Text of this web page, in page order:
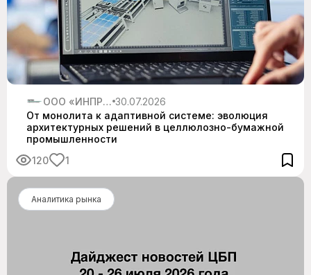
ООО «ИНПРО Инжиниринг и Консалтинг» 30.07.2026
От монолита к адаптивной системе: эволюция
архитектурных решений в целлюлозно-бумажной
промышленности
120
1
Аналитика рынка